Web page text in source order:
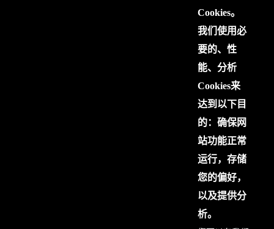
Cookies。
我们使用必
要的、性
能、分析
Cookies来
达到以下目
的：确保网
站功能正常
运行，存储
您的偏好，
以及提供分
析。